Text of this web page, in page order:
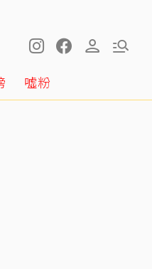
噓粉